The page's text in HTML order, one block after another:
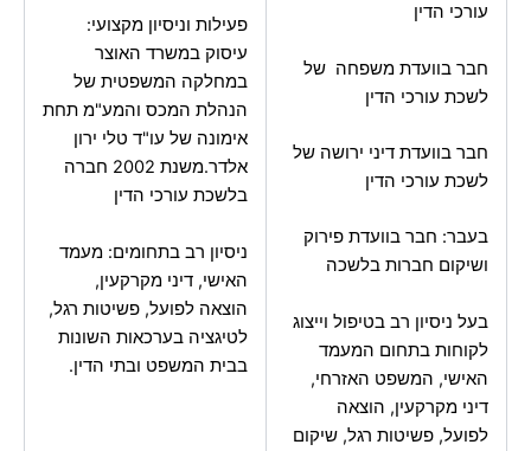
עורכי הדין
חבר בוועדת משפחה של
לשכת עורכי הדין
חבר בוועדת דיני ירושה של
לשכת עורכי הדין
בעבר: חבר בוועדת פירוק
ושיקום חברות בלשכה
בעל ניסיון רב בטיפול וייצוג
לקוחות בתחום המעמד
האישי, המשפט האזרחי,
דיני מקרקעין, הוצאה
לפועל, פשיטות רגל, שיקום
פעילות וניסיון מקצועי:
עיסוק במשרד האוצר
במחלקה המשפטית של
הנהלת המכס והמע"מ תחת
אימונה של עו"ד טלי ירון
אלדר.משנת 2002 חברה
בלשכת עורכי הדין
ניסיון רב בתחומים: מעמד
האישי, דיני מקרקעין,
הוצאה לפועל, פשיטות רגל,
לטיגציה בערכאות השונות
בבית המשפט ובתי הדין.